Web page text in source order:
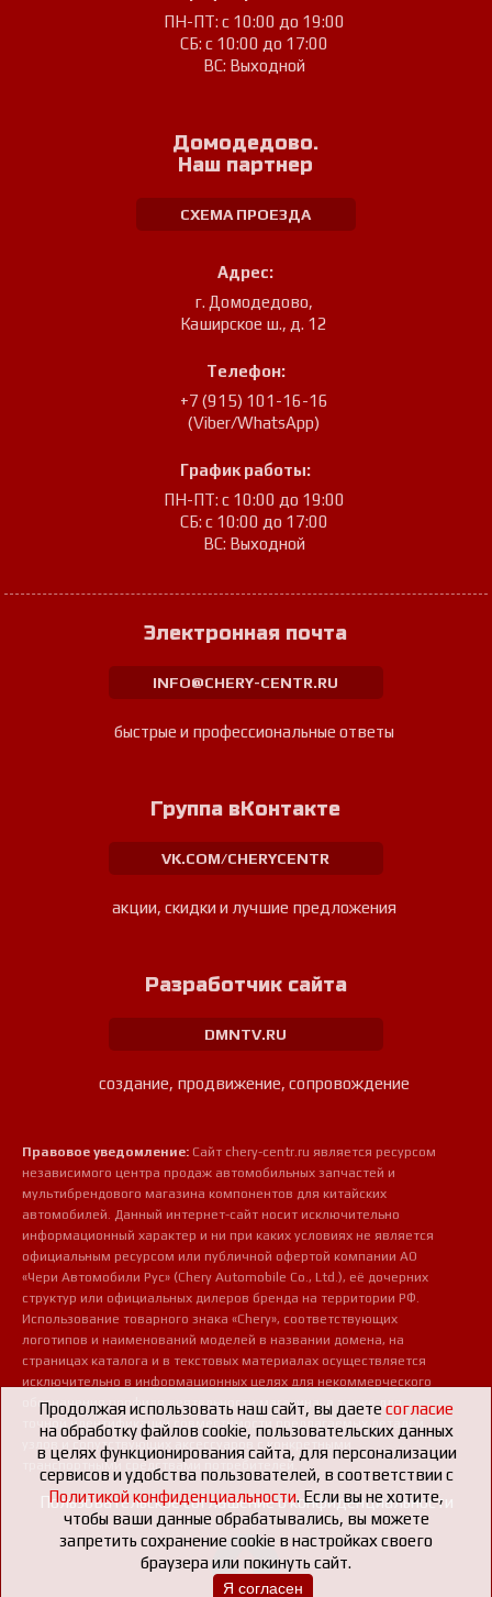
ПН-ПТ: с 10:00 до 19:00
СБ: с 10:00 до 17:00
ВС: Выходной
Домодедово.
Наш партнер
СХЕМА ПРОЕЗДА
Адрес:
г. Домодедово,
Каширское ш., д. 12
Телефон:
+7 (915) 101-16-16
(Viber/WhatsApp)
График работы:
ПН-ПТ: с 10:00 до 19:00
СБ: с 10:00 до 17:00
ВС: Выходной
Электронная почта
INFO@CHERY-CENTR.RU
быстрые и профессиональные ответы
Группа вКонтакте
VK.COM/CHERYCENTR
акции, скидки и лучшие предложения
Разработчик сайта
DMNTV.RU
создание, продвижение, сопровождение
Правовое уведомление: Сайт chery-centr.ru является ресурсом
независимого центра продаж автомобильных запчастей и
мультибрендового магазина компонентов для китайских
автомобилей. Данный интернет-сайт носит исключительно
информационный характер и ни при каких условиях не является
официальным ресурсом или публичной офертой компании АО
«Чери Автомобили Рус» (Chery Automobile Co., Ltd.), её дочерних
структур или официальных дилеров бренда на территории РФ.
Использование товарного знака «Chery», соответствующих
логотипов и наименований моделей в названии домена, на
страницах каталога и в текстовых материалах осуществляется
исключительно в информационных целях для некоммерческого
обозначения профиля деятельности магазина, а также для
точной идентификации совместимости предлагаемых деталей,
узлов и сопутствующих аксессуаров с конкретными
транспортными средствами потребителей.
Пользовательское соглашение о конфиденциальности
Продолжая использовать наш сайт, вы даетесогласие
на обработку файлов cookie, пользовательских данных
в целях функционирования сайта, для персонализации
сервисов и удобства пользователей, в соответствии с
Политикой конфиденциальности. Если вы не хотите,
чтобы ваши данные обрабатывались, вы можете
запретить сохранение cookie в настройках своего
браузера или покинуть сайт.
Я согласен